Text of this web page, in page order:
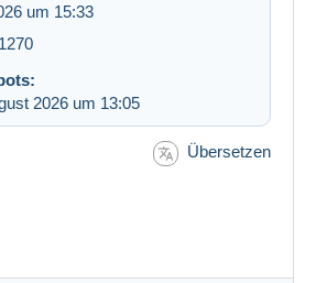
um 15:33
2026 um 13:05
Übersetzen